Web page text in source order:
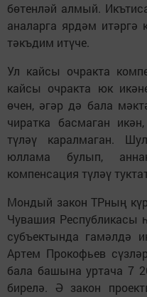
бөтенләй алмый.
аналарга ярдәм итәргә
тәкъдим итүче.
Ул кайсы очракта
кайсы очракта юк
өчен, әгәр дә бала
чиратка басмаган
түләү каралмаган.
юллама булып,
компенсация түләү
Мондый закон ТРның
Чувашия Республикасы
субъектында гамәлдә
Артем Прокофьев
бала башына уртача 7
бирелә. Ә закон